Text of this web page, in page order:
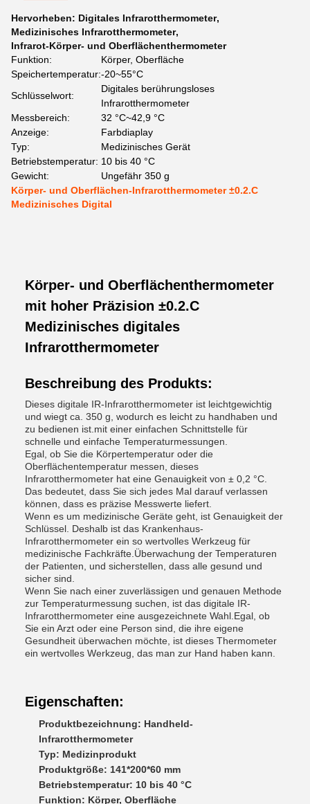
Hervorheben: Digitales Infrarotthermometer,
Medizinisches Infrarotthermometer,
Infrarot-Körper- und Oberflächenthermometer
Funktion:
Körper, Oberfläche
Speichertemperatur:-20~55°C
Schlüsselwort:
Digitales berührungsloses
Infrarotthermometer
Messbereich:
32 °C~42,9 °C
Anzeige:
Farbdiaplay
Typ:
Medizinisches Gerät
Betriebstemperatur: 10 bis 40 °C
Gewicht:
Ungefähr 350 g
Körper- und Oberflächen-Infrarotthermometer ±0.2.C
Medizinisches Digital
Körper- und Oberflächenthermometer
mit hoher Präzision ±0.2.C
Medizinisches digitales
Infrarotthermometer
Beschreibung des Produkts:
Dieses digitale IR-Infrarotthermometer ist leichtgewichtig
und wiegt ca. 350 g, wodurch es leicht zu handhaben und
zu bedienen ist.mit einer einfachen Schnittstelle für
schnelle und einfache Temperaturmessungen.
Egal, ob Sie die Körpertemperatur oder die
Oberflächentemperatur messen, dieses
Infrarotthermometer hat eine Genauigkeit von ± 0,2 °C.
Das bedeutet, dass Sie sich jedes Mal darauf verlassen
können, dass es präzise Messwerte liefert.
Wenn es um medizinische Geräte geht, ist Genauigkeit der
Schlüssel. Deshalb ist das Krankenhaus-
Infrarotthermometer ein so wertvolles Werkzeug für
medizinische Fachkräfte.Überwachung der Temperaturen
der Patienten, und sicherstellen, dass alle gesund und
sicher sind.
Wenn Sie nach einer zuverlässigen und genauen Methode
zur Temperaturmessung suchen, ist das digitale IR-
Infrarotthermometer eine ausgezeichnete Wahl.Egal, ob
Sie ein Arzt oder eine Person sind, die ihre eigene
Gesundheit überwachen möchte, ist dieses Thermometer
ein wertvolles Werkzeug, das man zur Hand haben kann.
Eigenschaften:
Produktbezeichnung: Handheld-
Infrarotthermometer
Typ: Medizinprodukt
Produktgröße: 141*200*60 mm
Betriebstemperatur: 10 bis 40 °C
Funktion: Körper, Oberfläche